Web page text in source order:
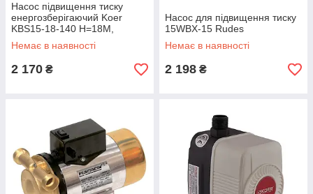
Насос підвищення тиску
енергозберігаючий Koer
KBS15-18-140 Н=18М,
Q=2.1кбМ, P=85Вт (з
гайками) (KP3255)
Немає в наявності
2 170 ₴
Насос для підвищення тиску
15WBX-15 Rudes
Немає в наявності
2 198 ₴